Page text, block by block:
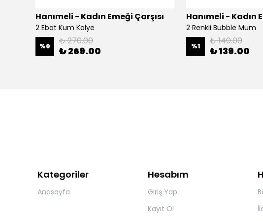
Hanımeli - Kadın Emeği Çarşısı
2 Ebat Kum Kolye
%0 ₺ 270.00
₺ 269.00
Hanımeli - Kadın
2 Renkli Bubble Mum
%1 ₺ 140.00
₺ 139.00
Kategoriler
Anasayfa
Hesabım
Giriş Yap
Kayıt Ol